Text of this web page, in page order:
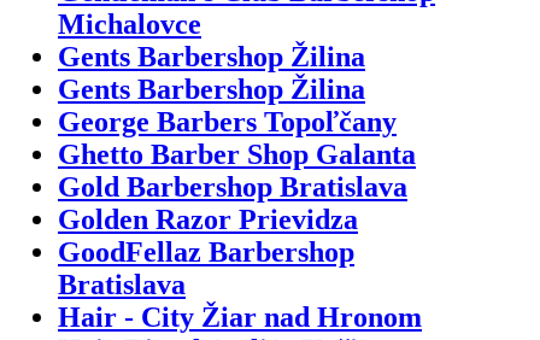
Michalovce
Gents Barbershop Žilina
Gents Barbershop Žilina
George Barbers Topoľčany
Ghetto Barber Shop Galanta
Gold Barbershop Bratislava
Golden Razor Prievidza
GoodFellaz Barbershop
Bratislava
Hair - City Žiar nad Hronom